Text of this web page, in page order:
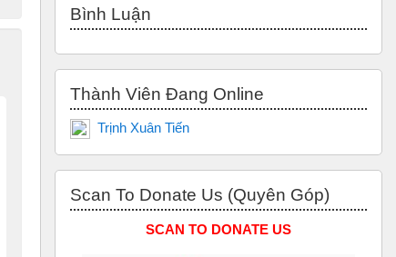
Bình Luận
Thành Viên Đang Online
Trịnh Xuân Tiến
Scan To Donate Us (Quyên Góp)
SCAN TO DONATE US